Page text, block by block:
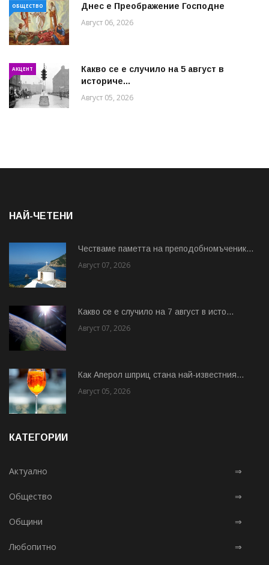
ОБЩЕСТВО Днес е Преображение Господне
Август 06, 2026
АКЦЕНТ
Какво се е случило на 5 август в
историче...
Август 05, 2026
НАЙ-ЧЕТЕНИ
Честваме паметта на преподобномъченик...
Август 07, 2026
Какво се е случило на 7 август в исто...
Август 07, 2026
Как Аперол шприц стана най-известния...
Август 05, 2026
КАТЕГОРИИ
Актуално ⇒
Общество ⇒
Общини ⇒
Любопитно ⇒